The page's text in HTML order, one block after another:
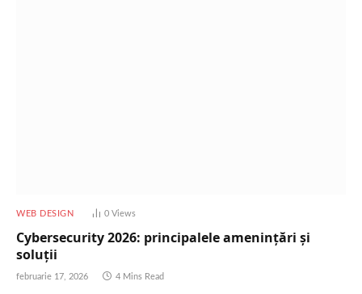
WEB DESIGN 0 Views
Cybersecurity 2026: principalele amenințări și
soluții
februarie 17, 2026 4 Mins Read